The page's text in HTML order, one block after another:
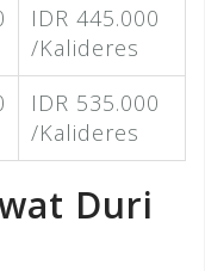
IDR 445.000
/Kalideres
IDR 535.000
/Kalideres
Duri